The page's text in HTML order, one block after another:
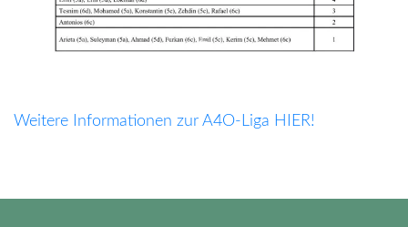
Weitere Informationen zur A4O-Liga HIER!